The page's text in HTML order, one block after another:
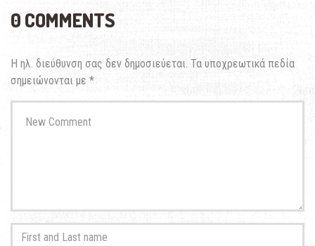
0 COMMENTS
Η ηλ. διεύθυνση σας δεν δημοσιεύεται. Τα υποχρεωτικά πεδία
σημειώνονται με *
comment*
First